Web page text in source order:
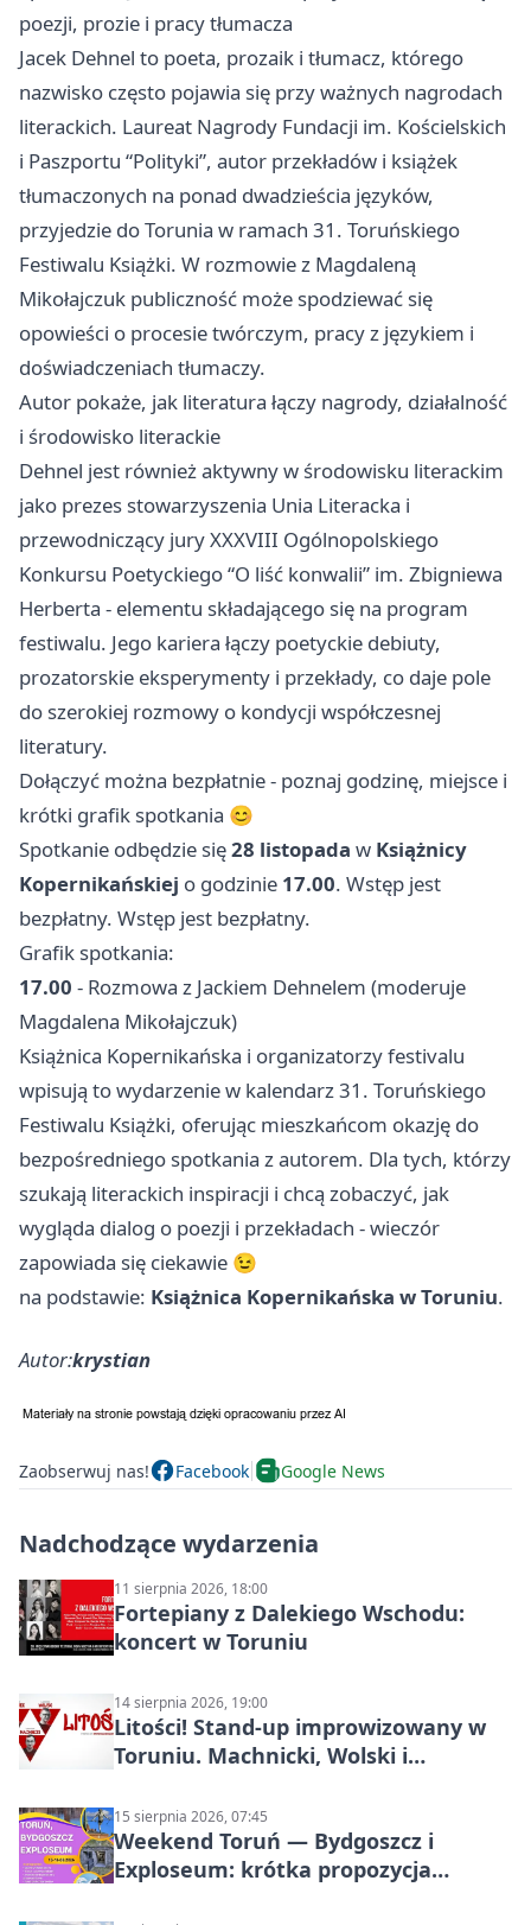
poezji, prozie i pracy tłumacza
Jacek Dehnel to poeta, prozaik i tłumacz, którego
nazwisko często pojawia się przy ważnych nagrodach
literackich. Laureat Nagrody Fundacji im. Kościelskich
i Paszportu “Polityki”, autor przekładów i książek
tłumaczonych na ponad dwadzieścia języków,
przyjedzie do Torunia w ramach 31. Toruńskiego
Festiwalu Książki. W rozmowie z Magdaleną
Mikołajczuk publiczność może spodziewać się
opowieści o procesie twórczym, pracy z językiem i
doświadczeniach tłumaczy.
Autor pokaże, jak literatura łączy nagrody, działalność
i środowisko literackie
Dehnel jest również aktywny w środowisku literackim
jako prezes stowarzyszenia Unia Literacka i
przewodniczący jury XXXVIII Ogólnopolskiego
Konkursu Poetyckiego “O liść konwalii” im. Zbigniewa
Herberta - elementu składającego się na program
festiwalu. Jego kariera łączy poetyckie debiuty,
prozatorskie eksperymenty i przekłady, co daje pole
do szerokiej rozmowy o kondycji współczesnej
literatury.
Dołączyć można bezpłatnie - poznaj godzinę, miejsce i
krótki grafik spotkania 😊
Spotkanie odbędzie się28 listopada w Książnicy
Kopernikańskiej o godzinie 17.00. Wstęp jest
bezpłatny. Wstęp jest bezpłatny.
Grafik spotkania:
17.00 - Rozmowa z Jackiem Dehnelem (moderuje
Magdalena Mikołajczuk)
Książnica Kopernikańska i organizatorzy festivalu
wpisują to wydarzenie w kalendarz 31. Toruńskiego
Festiwalu Książki, oferując mieszkańcom okazję do
bezpośredniego spotkania z autorem. Dla tych, którzy
szukają literackich inspiracji i chcą zobaczyć, jak
wygląda dialog o poezji i przekładach - wieczór
zapowiada się ciekawie 😉
na podstawie: Książnica Kopernikańska w Toruniu.
Autor:krystian
Zaobserwuj nas! Facebook Google News
Nadchodzące wydarzenia
11 sierpnia 2026, 18:00
Fortepiany z Dalekiego Wschodu:
koncert w Toruniu
14 sierpnia 2026, 19:00
Litości! Stand-up improwizowany w
Toruniu. Machnicki, Wolski i
15 sierpnia 2026, 07:45
Weekend Toruń — Bydgoszcz i
Exploseum: krótka propozycja